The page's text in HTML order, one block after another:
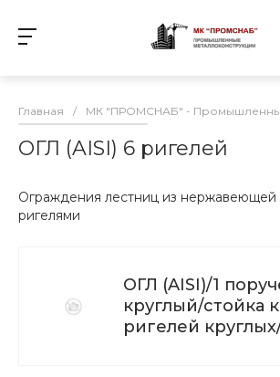
Главная / МК "ПРОМСНАБ" -
ОГЛ (AISI) 6 ригелей
Ограждения лестниц из нержавеющей
ригелями
ОГЛ (AISI)/1
круглый/стойка
ригелей